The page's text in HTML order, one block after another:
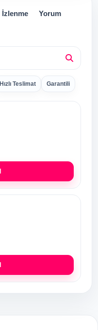
İzlenme Yorum
Hızlı Teslimat Garantili